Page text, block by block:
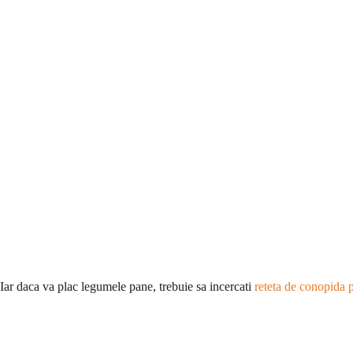
Iar daca va plac legumele pane, trebuie sa incercati reteta de conopida